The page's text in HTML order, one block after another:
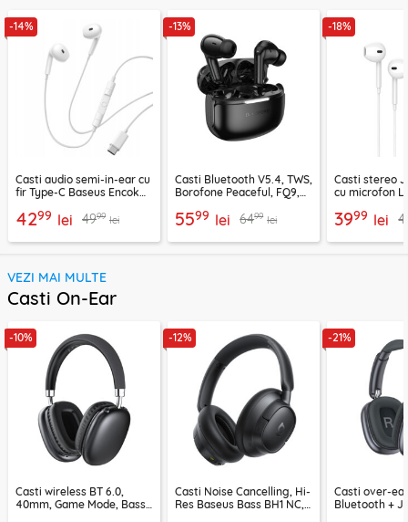
-14%
Casti audio semi-in-ear cu
fir Type-C Baseus Encok
4299 lei 4999 lei
-13%
Casti Bluetooth V5.4, TWS,
Borofone Peaceful, FQ9,
5599 lei 6499 lei
-18%
Casti stereo
cu microfon
3999 lei
VEZI MAI MULTE
Casti On-Ear
-10%
Casti wireless BT 6.0,
40mm, Game Mode, Bass
-12%
Casti Noise Cancelling, Hi-
Res Baseus Bass BH1 NC,
-21%
Casti over-
Bluetooth +